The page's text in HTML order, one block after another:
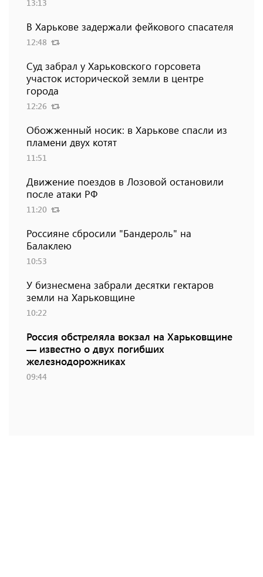
13:13
В Харькове задержали фейкового спасателя
12:48
Суд забрал у Харьковского горсовета
участок исторической земли в центре
города
12:26
Обожженный носик: в Харькове спасли из
пламени двух котят
11:51
Движение поездов в Лозовой остановили
после атаки РФ
11:20
Россияне сбросили "Бандероль" на
Балаклею
10:53
У бизнесмена забрали десятки гектаров
земли на Харьковщине
10:22
Россия обстреляла вокзал на Харьковщине
— известно о двух погибших
железнодорожниках
09:44